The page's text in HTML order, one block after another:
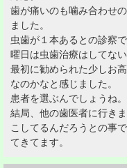
歯が痛いのも噛み合わせ
ました。
虫歯が１本あるとの診察
曜日は虫歯治療はしてない
最初に勧められた少しお
なのかなと感じました。
患者を選ぶんでしょうね。
結局、他の歯医者に行き
こしてるんだろうとの事
てきてます。